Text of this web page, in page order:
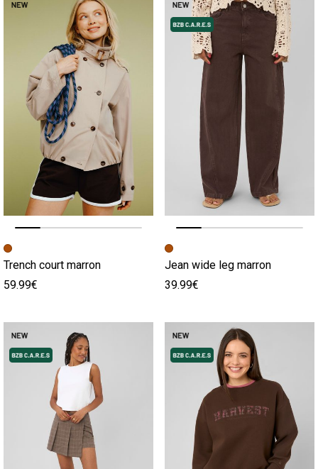
Image précédente
Image suivante
Trench court marron
59.99€
Image précédente
Image suivante
Jean wide leg marron
39.99€